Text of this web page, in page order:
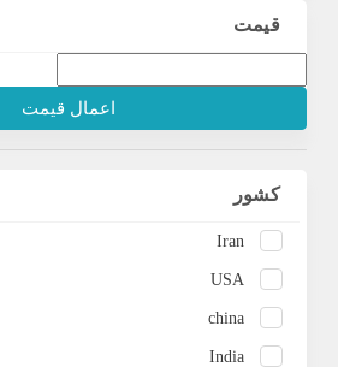
قیمت
اعمال قیمت
کشور
Iran
USA
china
India